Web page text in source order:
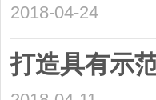
2018-04-24
打造具有示